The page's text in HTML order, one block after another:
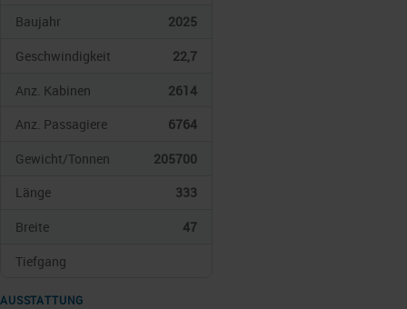
Baujahr
2025
Geschwindigkeit
22,7
Anz. Kabinen
2614
Anz. Passagiere
6764
Gewicht/Tonnen
205700
Länge
333
Breite
47
Tiefgang
AUSSTATTUNG